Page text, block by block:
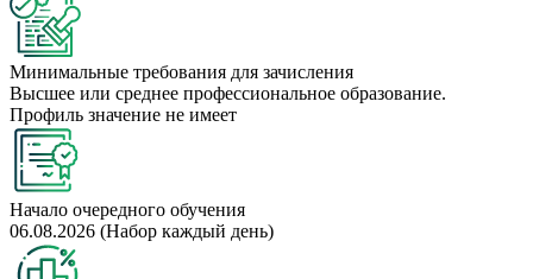
Минимальные требования для зачисления
Высшее или среднее профессиональное образование.
Профиль значение не имеет
Начало очередного обучения
06.08.2026 (Набор каждый день)